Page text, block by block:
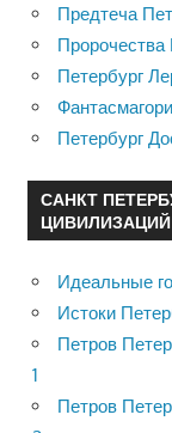
Предтеча
Пророчества
Петербург
Петербург
САНКТ
ЦИВИЛИЗАЦИЙ
Идеальные
Истоки
Петров
1
Петров